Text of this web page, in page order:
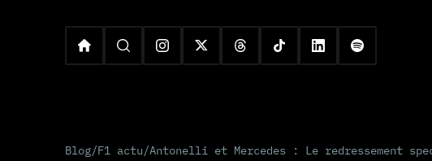
Blog/F1 actu/Antonelli et Mercedes : Le redressement